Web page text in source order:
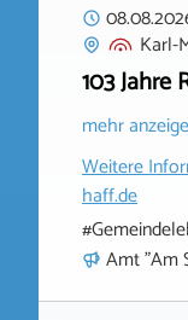
Karl-
103 Jahre
mehr
Weitere
haff.de
Amt "Am